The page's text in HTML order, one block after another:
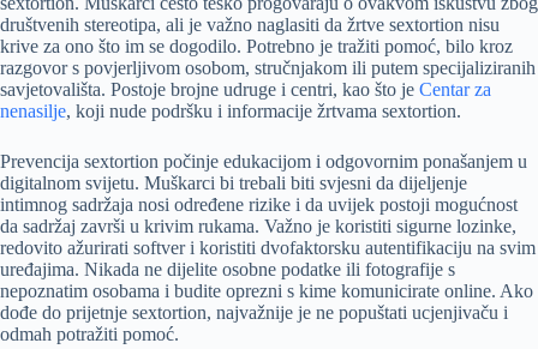
društvenih stereotipa, ali je važno naglasiti da žrtve sextortion nisu
krive za ono što im se dogodilo. Potrebno je tražiti pomoć, bilo kroz
razgovor s povjerljivom osobom, stručnjakom ili putem specijaliziranih
savjetovališta. Postoje brojne udruge i centri, kao što je Centar za
nenasilje, koji nude podršku i informacije žrtvama sextortion.
Prevencija sextortion počinje edukacijom i odgovornim ponašanjem u
digitalnom svijetu. Muškarci bi trebali biti svjesni da dijeljenje
intimnog sadržaja nosi određene rizike i da uvijek postoji mogućnost
da sadržaj završi u krivim rukama. Važno je koristiti sigurne lozinke,
redovito ažurirati softver i koristiti dvofaktorsku autentifikaciju na svim
uređajima. Nikada ne dijelite osobne podatke ili fotografije s
nepoznatim osobama i budite oprezni s kime komunicirate online. Ako
dođe do prijetnje sextortion, najvažnije je ne popuštati ucjenjivaču i
odmah potražiti pomoć.